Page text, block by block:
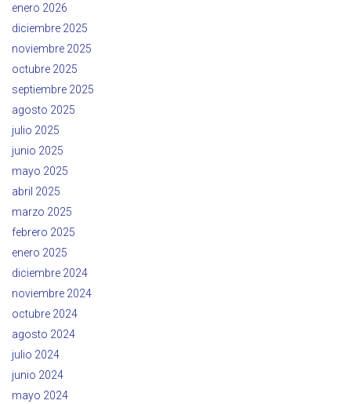
enero 2026
diciembre 2025
noviembre 2025
octubre 2025
septiembre 2025
agosto 2025
julio 2025
junio 2025
mayo 2025
abril 2025
marzo 2025
febrero 2025
enero 2025
diciembre 2024
noviembre 2024
octubre 2024
agosto 2024
julio 2024
junio 2024
mayo 2024